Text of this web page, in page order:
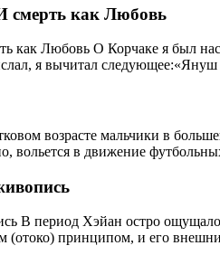
как Любовь
как Любовь О Корчаке я был
я вычитал
возрасте мальчики в
вольется в движение
В период Хэйан остро
(отоко) принципом, и его